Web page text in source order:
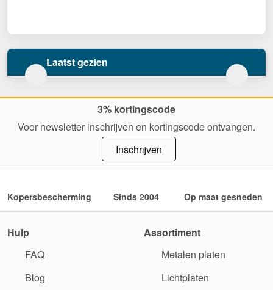
Laatst gezien
3% kortingscode
Voor newsletter inschrijven en kortingscode ontvangen.
Inschrijven
Kopersbescherming Sinds 2004 Op maat gesneden
Hulp
FAQ
Blog
Assortiment
Metalen platen
Lichtplaten